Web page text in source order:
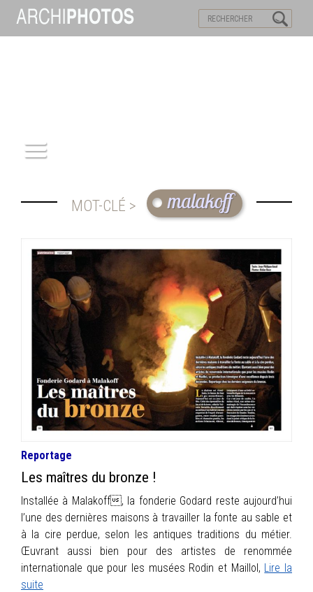
PATRIMOINE
REPORTAGE
INFOS
PORTFOLIO
CONTACT
MOT-CLÉ > malakoff
Reportage
Les maîtres du bronze !
Installée à Malakoff, la fonderie Godard reste aujourd’hui
l’une des dernières maisons à travailler la fonte au sable et
à la cire perdue, selon les antiques traditions du métier.
Œuvrant aussi bien pour des artistes de renommée
internationale que pour les musées Rodin et Maillol, Lire la
suite